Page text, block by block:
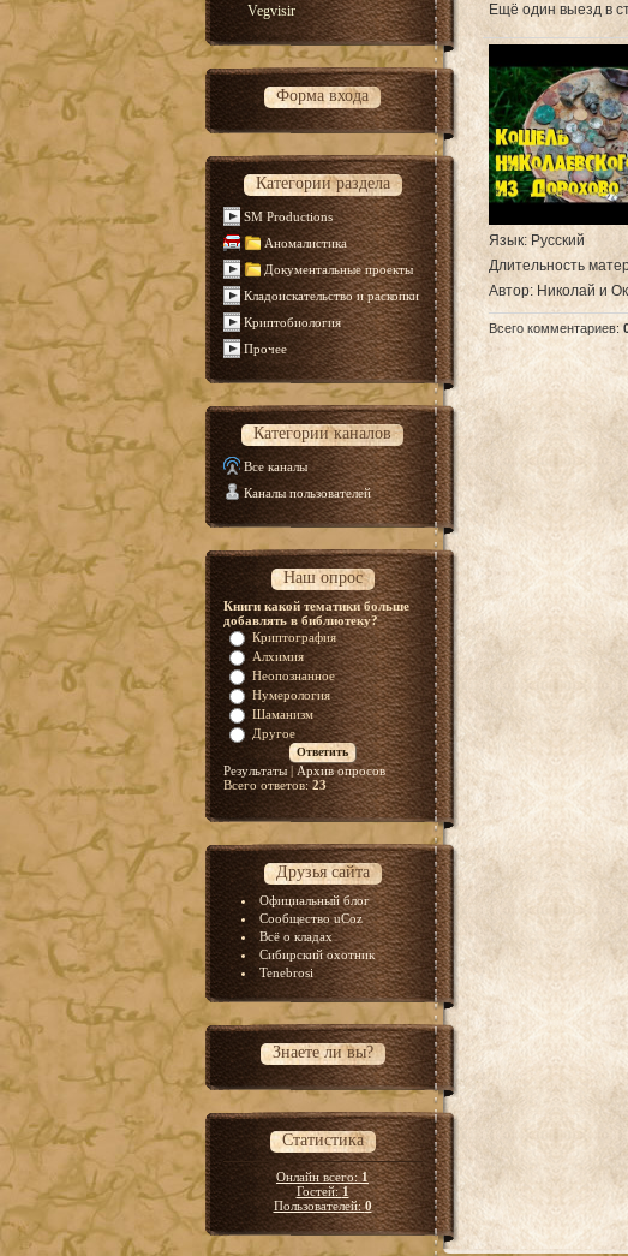
Vegvisir
Форма входа
Категории раздела
SM Productions
Аномалистика
Документальные проекты
Кладоискательство и раскопки
Криптобиология
Прочее
Категории каналов
Все каналы
Каналы пользователей
Наш опрос
Книги какой тематики больше
добавлять в библиотеку?
Криптография
Алхимия
Неопознанное
Нумерология
Шаманизм
Другое
Результаты| Архив опросов
Всего ответов:23
Друзья сайта
Официальный блог
Сообщество uCoz
Всё о кладах
Сибирский охотник
Tenebrosi
Знаете ли вы?
Статистика
Онлайн всего:1
Гостей:1
Пользователей:0
Ещё один выезд в
Язык: Русский
Длительность
Автор: Николай и
Всего комментариев: